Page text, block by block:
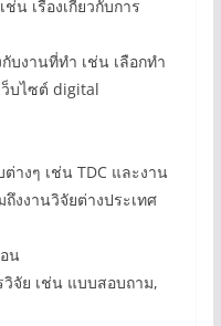
น เรื่องเกี่ยวกับการ
บงานที่ทำ เช่น เลือกทำ
ว็บไซต์ digital
างๆ เช่น TDC และงาน
งงานวิจัยต่างประเทศ
น
วิจัย เช่น แบบสอบถาม,